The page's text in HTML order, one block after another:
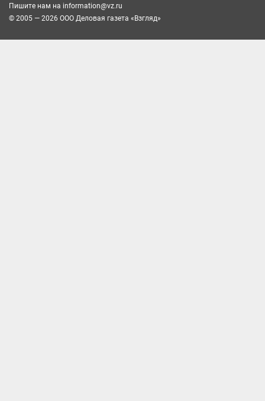
Пишите нам на information@vz.ru
© 2005 — 2026 ООО Деловая газета «Взгляд»